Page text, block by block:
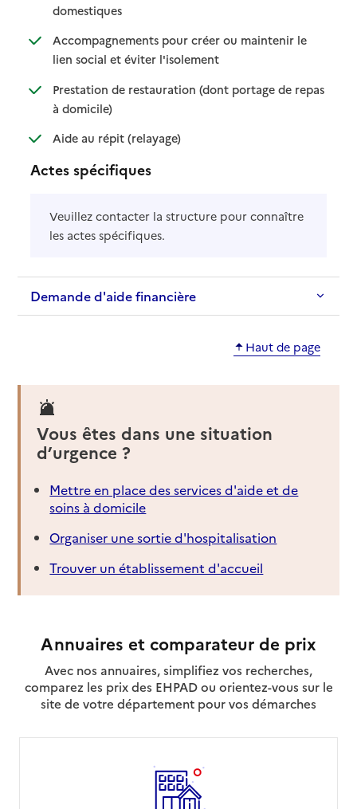
domestiques: disponible
: non disponible
Accompagnements pour créer ou maintenir le
lien social et éviter l'isolement: disponible
: non disponible
Prestation de restauration (dont portage de repas
à domicile): disponible
: non disponible
Aide au répit (relayage): disponible
: non disponible
Actes spécifiques
Veuillez contacter la structure pour connaître
les actes spécifiques.
Demande d'aide financière
Haut de page
Vous êtes dans une situation
d’urgence ?
Mettre en place des services d'aide et de
soins à domicile
Organiser une sortie d'hospitalisation
Trouver un établissement d'accueil
Annuaires et comparateur de prix
Avec nos annuaires, simplifiez vos recherches,
comparez les prix des EHPAD ou orientez-vous sur le
site de votre département pour vos démarches